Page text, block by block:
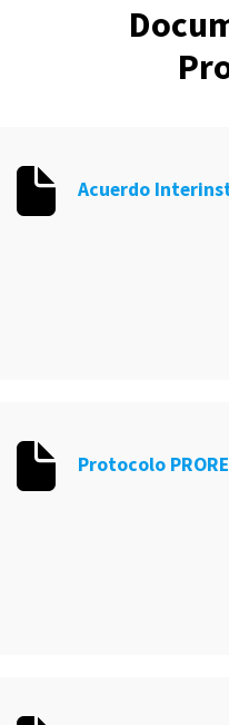
Acuerdo
Protocolo